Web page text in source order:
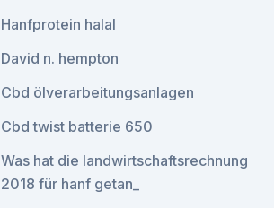
Hanfprotein halal
David n. hempton
Cbd ölverarbeitungsanlagen
Cbd twist batterie 650
Was hat die landwirtschaftsrechnung
2018 für hanf getan_